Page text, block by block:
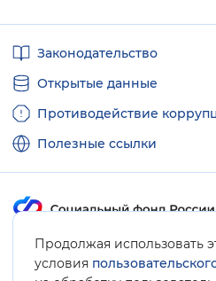
Продолжая использовать
условия
ссылкиЗаконодательство
Открытые данные
Противодействие
Полезные ссылки
Карта сайта